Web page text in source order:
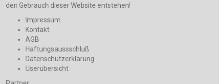
den Gebrauch dieser Website entstehen!
Impressum
Kontakt
AGB
Haftungsaussschluß
Datenschutzerklärung
Userübersicht